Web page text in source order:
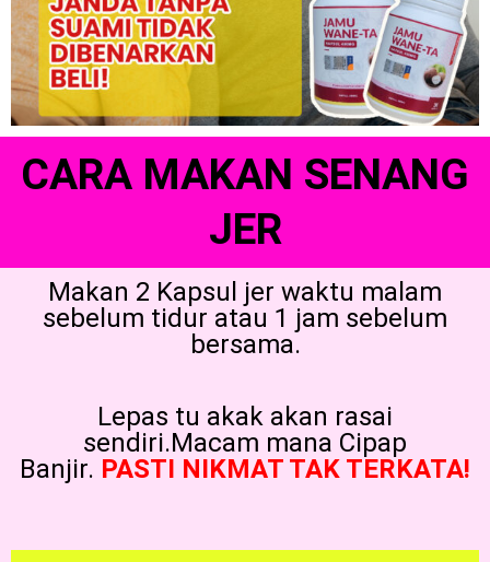
CARA MAKAN SENANG
JER
Makan 2 Kapsul jer waktu malam
sebelum tidur atau 1 jam sebelum
bersama.
Lepas tu akak akan rasai
sendiri.Macam mana Cipap
Banjir. PASTI NIKMAT TAK TERKATA!